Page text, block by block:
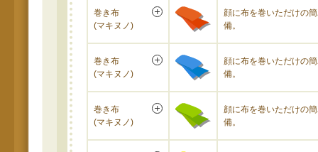
巻き布
(マキヌノ)
顔に布を巻いただけの
備。
巻き布
(マキヌノ)
顔に布を巻いただけの
備。
巻き布
(マキヌノ)
顔に布を巻いただけの
備。